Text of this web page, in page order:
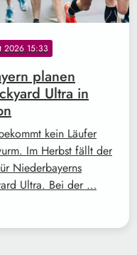
2026 15:33
planen
Ultra in
kein Läufer
Im Herbst fällt der
Niederbayerns
Ultra. Bei der …